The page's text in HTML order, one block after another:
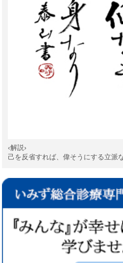
‹解説›
己を反省すれば、偉そうにする立派